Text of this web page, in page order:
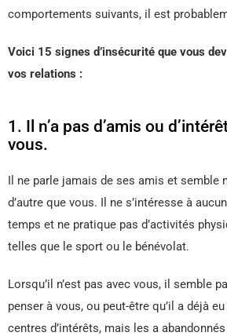
comportements suivants, il est
Voici 15 signes d’insécurité que vous
vos relations :
1. Il n’a pas d’amis ou
vous.
Il ne parle jamais de ses amis et semble
d’autre que vous. Il ne s’intéresse à
temps et ne pratique pas d’activités
telles que le sport ou le bénévolat.
Lorsqu’il n’est pas avec vous, il semble
penser à vous, ou peut-être qu’il a déjà
centres d’intérêts, mais les a